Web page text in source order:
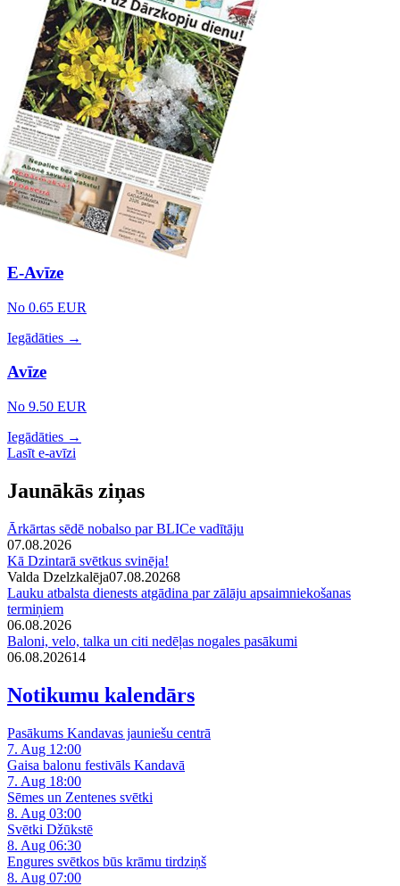
E-Avīze
No 0.65 EUR
Iegādāties →
Avīze
No 9.50 EUR
Iegādāties →
Lasīt e-avīzi
Jaunākās ziņas
Ārkārtas sēdē nobalso par BLICe vadītāju
07.08.2026
Kā Dzintarā svētkus svinēja!
Valda Dzelzkalēja07.08.20268
Lauku atbalsta dienests atgādina par zālāju apsaimniekošanas
termiņiem
06.08.2026
Baloni, velo, talka un citi nedēļas nogales pasākumi
06.08.202614
Notikumu kalendārs
Pasākums Kandavas jauniešu centrā
7. Aug 12:00
Gaisa balonu festivāls Kandavā
7. Aug 18:00
Sēmes un Zentenes svētki
8. Aug 03:00
Svētki Džūkstē
8. Aug 06:30
Engures svētkos būs krāmu tirdziņš
8. Aug 07:00